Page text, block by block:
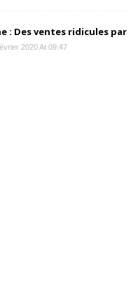
: Des ventes ridicules par
2020 At 09:47